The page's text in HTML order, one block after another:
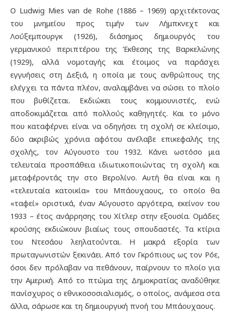
Ο Ludwig Mies van de Rohe (1886 – 1969) αρχιτέκτονας
του μνημείου προς τιμήν των Λήμπκνεχτ και
Λούξεμπουργκ (1926), διάσημος δημιουργός του
γερμανικού περιπτέρου της Έκθεσης της Βαρκελώνης
(1929), αλλά νομοταγής και έτοιμος να παράσχει
εγγυήσεις στη Δεξιά, η οποία με τους ανθρώπους της
ελέγχει τα πάντα πλέον, αναλαμβάνει να σώσει το πλοίο
που βυθίζεται. Εκδιώκει τους κομμουνιστές, ενώ
αποδοκιμάζεται από πολλούς καθηγητές. Και το μόνο
που καταφέρνει είναι να οδηγήσει τη σχολή σε κλείσιμο,
δύο ακριβώς χρόνια αφότου ανέλαβε επικεφαλής της
σχολής, τον Αύγουστο του 1932. Κάνει ωστόσο μια
τελευταία προσπάθεια ιδιωτικοποιώντας τη σχολή και
μεταφέροντάς την στο Βερολίνο. Αυτή θα είναι και η
«τελευταία κατοικία» του Μπάουχαους, το οποίο θα
«ταφεί» οριστικά, έναν Αύγουστο αργότερα, εκείνον του
1933 – έτος ανάρρησης του Χίτλερ στην εξουσία. Ομάδες
κρούσης εκδιώκουν βιαίως τους σπουδαστές. Τα κτίρια
του Ντεσάου λεηλατούνται. Η μακρά εξορία των
πρωταγωνιστών ξεκινάει. Από τον Γκρόπιους ως τον Ρόε,
όσοι δεν πρόλαβαν να πεθάνουν, παίρνουν το πλοίο για
την Αμερική. Από το πτώμα της Δημοκρατίας αναδύθηκε
πανίσχυρος ο εθνικοσοσιαλισμός, ο οποίος, ανάμεσα στα
άλλα, σάρωσε και τη δημιουργική πνοή του Μπάουχαους.